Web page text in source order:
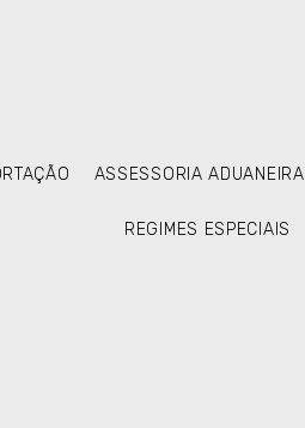
ASSESSORIA ADUANEIRA
REGIMES ESPECIAIS